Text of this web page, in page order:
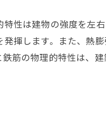
訓練の重要性
くある質問にプロが回
について
性は建物の強度を左
揮します。また、熱
筋の物理的特性は、